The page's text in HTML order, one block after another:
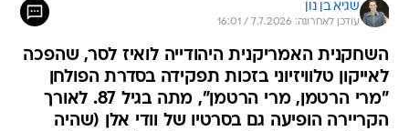
שגיא בן נון
עודכן לאחרונה: 7.7.2026 / 16:01
השחקנית האמריקנית היהודייה לואיז לסר, שהפכה
לאייקון טלוויזיוני בזכות תפקידה בסדרת הפולחן
"מרי הרטמן, מרי הרטמן", מתה בגיל 87. לאורך
הקריירה הופיעה גם בסרטיו של וודי אלן (שהיה